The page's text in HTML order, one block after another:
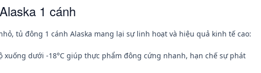
1 cánh
tủ đông 1 cánh Alaska mang lại sự linh hoạt và hiệu quả kinh tế cao:
xuống dưới -18°C giúp thực phẩm đông cứng nhanh, hạn chế sự phát